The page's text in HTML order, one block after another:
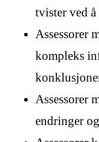
tvister ved
Assessorer
kompleks
Assessorer
endringer